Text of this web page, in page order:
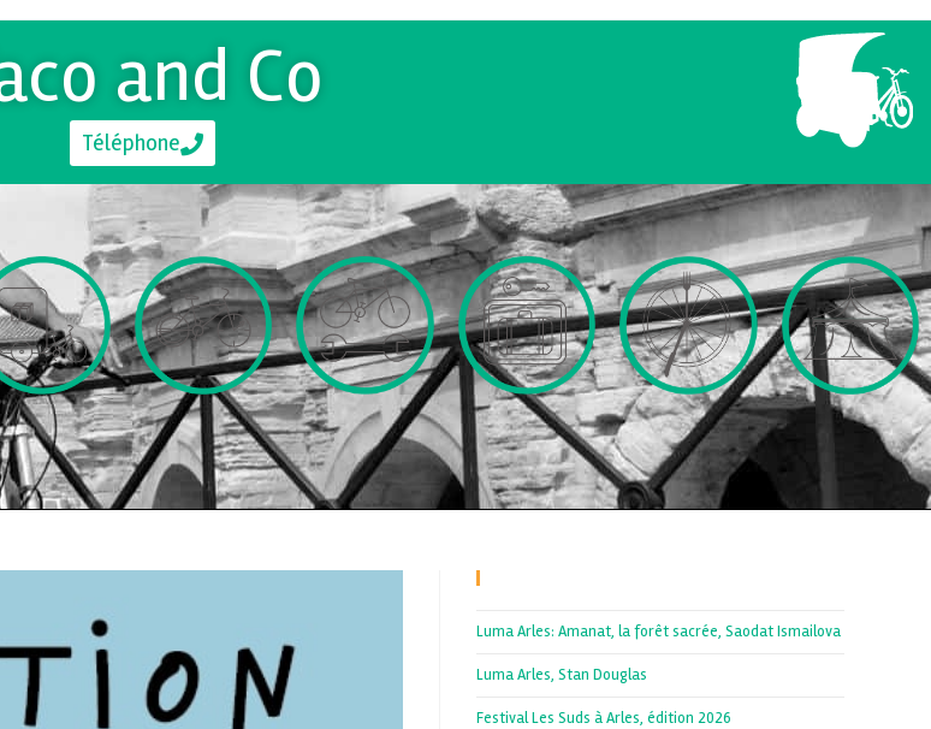
and Co
Téléphone
Luma Arles: Amanat, la forêt sacrée, Saodat Ismailova
Luma Arles, Stan Douglas
Festival Les Suds à Arles, édition 2026